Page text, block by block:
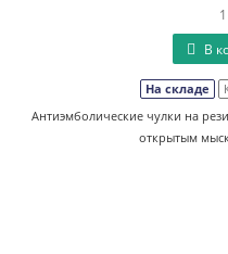
В
На складе
Антиэмболические чулки на
открытым